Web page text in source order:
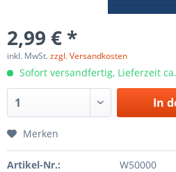
2,99 € *
inkl. MwSt.zzgl. Versandkosten
Sofort versandfertig, Lieferzeit
In
Merken
Artikel-Nr.: W50000